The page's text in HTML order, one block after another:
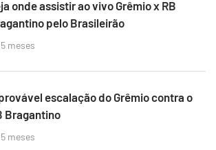
onde assistir ao vivo Grêmio x RB
pelo Brasileirão
meses
escalação do Grêmio contra o
Bragantino
meses